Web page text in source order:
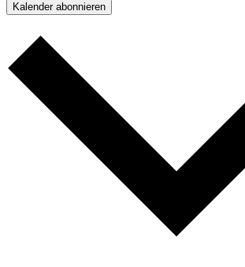
Kalender abonnieren